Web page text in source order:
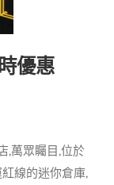
優惠
,萬眾矚目,位於
線的迷你倉庫,